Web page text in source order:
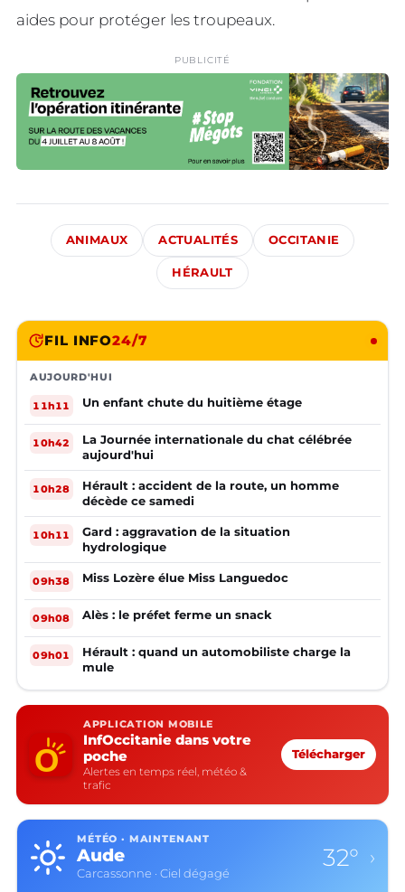
aides pour protéger les troupeaux.
PUBLICITÉ
ANIMAUX ACTUALITÉS OCCITANIE
HÉRAULT
FIL INFO24/7
AUJOURD'HUI
11h11 Un enfant chute du huitième étage
10h42
La Journée internationale du chat célébrée
aujourd'hui
10h28
Hérault : accident de la route, un homme
décède ce samedi
10h11
Gard : aggravation de la situation
hydrologique
09h38 Miss Lozère élue Miss Languedoc
09h08 Alès : le préfet ferme un snack
09h01
Hérault : quand un automobiliste charge la
mule
APPLICATION MOBILE
InfOccitanie dans votre
poche
Alertes en temps réel, météo &
trafic
Télécharger
MÉTÉO · MAINTENANT
Aude
Carcassonne · Ciel dégagé
32° ›